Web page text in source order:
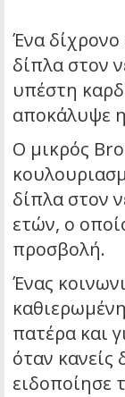
Ένα
δίπλα στον
υπέστη
αποκάλυψε
Ο μικρός
δίπλα στον
ετών, ο
προσβολή.
Ένας
πατέρα και
όταν κανείς
ειδοποίησε